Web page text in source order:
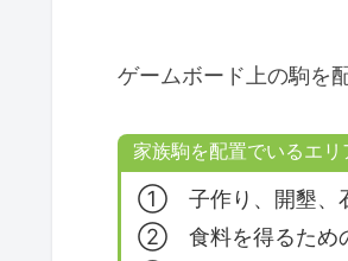
ゲームボード上の駒を
家族駒を配置でいるエリ
① 子作り、開墾、石
② 食料を得るための